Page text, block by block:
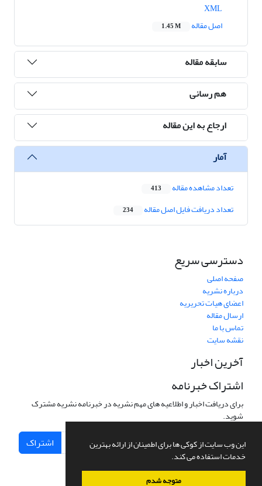
این وب سایت از کوکی ها برای اطمینان از ارائه بهترین
خدمات استفاده می کند.
متوجه شدم
اصل مقاله
1.45 M
سابقه مقاله
هم رسانی
ارجاع به این مقاله
آمار
تعداد مشاهده مقاله 413
تعداد دریافت فایل اصل مقاله 234
دسترسی سریع
صفحه اصلی
درباره نشریه
اعضای هیات تحریریه
ارسال مقاله
تماس با ما
نقشه سایت
آخرین اخبار
اشتراک خبرنامه
برای دریافت اخبار و اطلاعیه های مهم نشریه در خبرنامه نشریه مشترک
شوید.
اشتراک